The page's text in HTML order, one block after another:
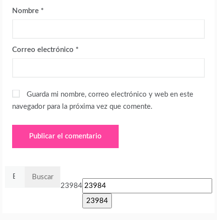
Nombre *
Correo electrónico *
Guarda mi nombre, correo electrónico y web en este
navegador para la próxima vez que comente.
23984